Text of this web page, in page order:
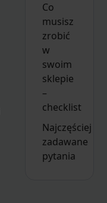
Co
musisz
zrobić
w
swoim
sklepie
–
checklist
Najczęściej
zadawane
pytania